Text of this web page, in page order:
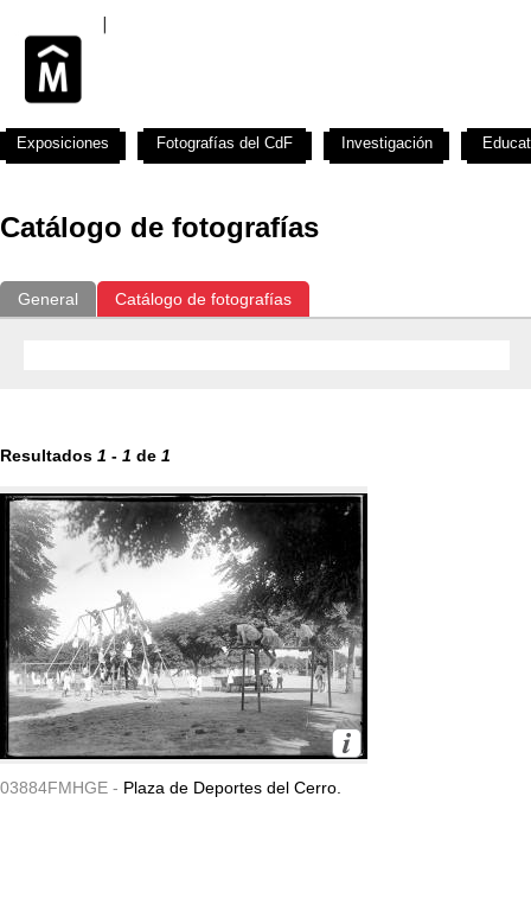
Catálogo de fotografías
General Catálogo de fotografías
Resultados 1 - 1 de 1
03884FMHGE - Plaza de Deportes del Cerro.
Exposiciones Fotografías del CdF Investigación